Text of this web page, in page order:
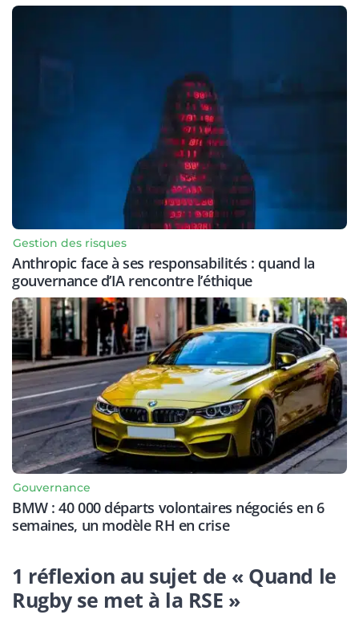
Gestion des risques
Anthropic face à ses responsabilités : quand la
gouvernance d’IA rencontre l’éthique
Gouvernance
BMW : 40 000 départs volontaires négociés en 6
semaines, un modèle RH en crise
1 réflexion au sujet de « Quand le
Rugby se met à la RSE »